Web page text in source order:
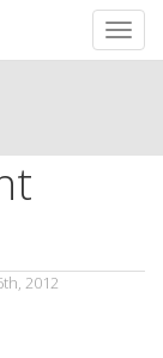
2012